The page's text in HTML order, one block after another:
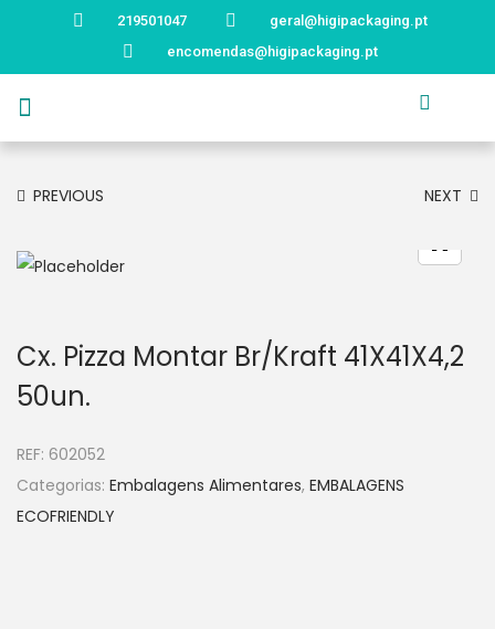
219501047
geral@higipackaging.pt
encomendas@higipackaging.pt
PREVIOUS NEXT
Cx. Pizza Montar Br/Kraft 41X41X4,2
50un.
REF: 602052
Categorias: Embalagens Alimentares, EMBALAGENS
ECOFRIENDLY